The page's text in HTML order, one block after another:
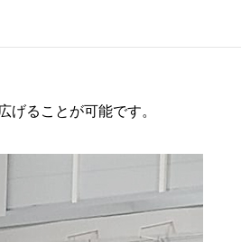
ることが可能です。